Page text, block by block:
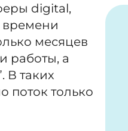
digital,
времени
месяцев
работы, а
В таких
поток только